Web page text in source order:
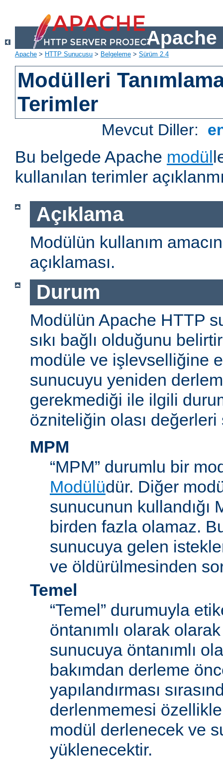
Apache
Apache > HTTP Sunucusu > Belgeleme > Sürüm 2.4
Modülleri
Terimler
Mevcut Diller:
Bu belgede Apache modül
kullanılan terimler
Açıklama
Modülün kullanım
açıklaması.
Durum
Modülün Apache HTTP
sıkı bağlı olduğunu
modüle ve işlevselliğine
sunucuyu yeniden
gerekmediği ile ilgili
özniteliğin olası değerleri
MPM
“MPM” durumlu bir
Modülüdür. Diğer
sunucunun kullandığı
birden fazla olamaz.
sunucuya gelen
ve öldürülmesinden
Temel
“Temel” durumuyla
öntanımlı olarak
sunucuya öntanımlı
bakımdan derleme
yapılandırması
derlenmemesi
modül derlenecek ve
yüklenecektir.